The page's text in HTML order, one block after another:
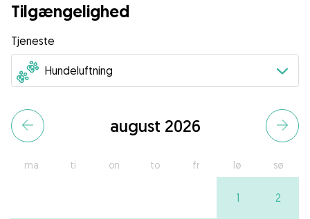
Tilgængelighed
Tjeneste
august 2026
ma ti on to fr lø sø
1 2